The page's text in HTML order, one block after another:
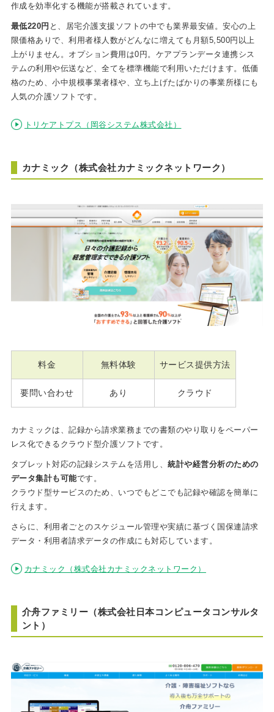
作成を効率化する機能が搭載されています。
最低220円 と、居宅介護支援ソフトの中でも業界最安値。安心の上
限価格ありで、利用者様人数がどんなに増えても月額5,500円以上
上がりません。オプション費用は0円。ケアプランデータ連携シス
テムの利用や伝送など、全てを標準機能で利用いただけます。低価
格のため、小中規模事業者様や、立ち上げたばかりの事業所様にも
人気の介護ソフトです。
トリケアトプス（岡谷システム株式会社）
カナミック（株式会社カナミックネットワーク）
料金 無料体験 サービス提供方法
要問い合わせ あり クラウド
カナミックは、記録から請求業務までの書類のやり取りをペーパー
レス化できるクラウド型介護ソフトです。
タブレット対応の記録システムを活用し、統計や経営分析のための
データ集計も可能です。
クラウド型サービスのため、いつでもどこでも記録や確認を簡単に
行えます。
さらに、利用者ごとのスケジュール管理や実績に基づく国保連請求
データ・利用者請求データの作成にも対応しています。
カナミック（株式会社カナミックネットワーク）
介舟ファミリー（株式会社日本コンピュータコンサルタ
ント）